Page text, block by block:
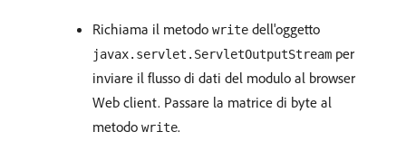
Richiama il metodo write dell'oggetto
javax.servlet.ServletOutputStream per
inviare il flusso di dati del modulo al browser
Web client. Passare la matrice di byte al
metodo write.